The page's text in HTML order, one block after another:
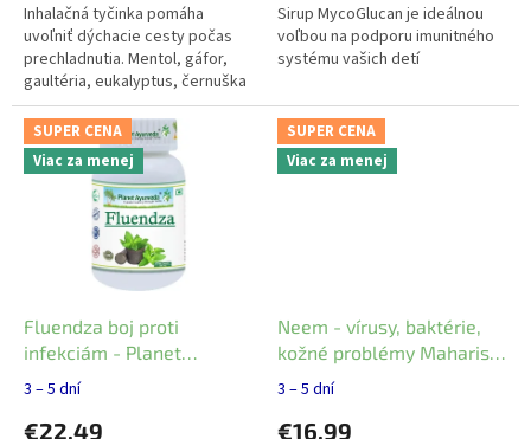
Inhalačná tyčinka pomáha
uvoľniť dýchacie cesty počas
prechladnutia. Mentol, gáfor,
gaultéria, eukalyptus, černuška
siata a mäta pieporná pomáhajú
udržiavať nos a dutiny čisté a...
Sirup MycoGlucan je ideálnou
voľbou na podporu imunitného
systému vašich detí
SUPER CENA
Viac za menej
Fluendza boj proti
infekciám - Planet
Ayurveda 60 ks
3 – 5 dní
€22,49
SUPER CENA
Viac za menej
Neem - vírusy, baktérie,
kožné problémy Maharishi
Ayurveda 60ks
3 – 5 dní
€16,99